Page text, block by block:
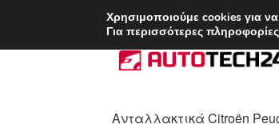
Απευθείας
μετάβαση
πλοήγηση
Μετάβαση
σε
Ανταλλακτικά Citroën
Χρησιμοποιούμε cookies για
Για περισσότερες